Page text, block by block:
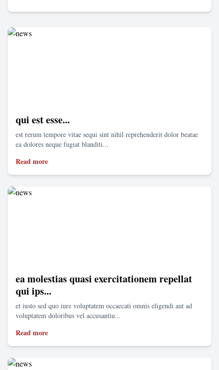
qui est esse...
est rerum tempore vitae sequi sint nihil reprehenderit dolor beatae
ea dolores neque fugiat blanditi...
Read more
ea molestias quasi exercitationem repellat
qui ips...
et iusto sed quo iure voluptatem occaecati omnis eligendi aut ad
voluptatem doloribus vel accusantiu...
Read more